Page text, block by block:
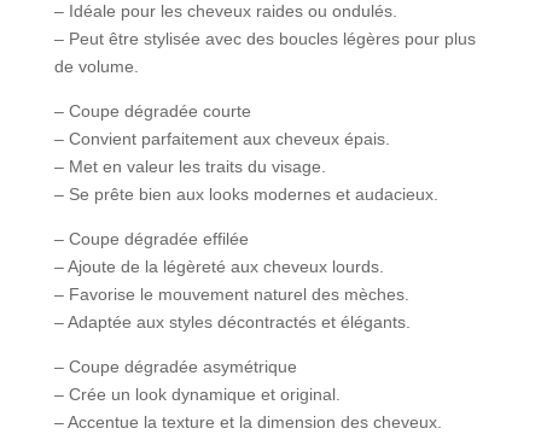
– Idéale pour les cheveux raides ou ondulés.
– Peut être stylisée avec des boucles légères pour plus
de volume.
– Coupe dégradée courte
– Convient parfaitement aux cheveux épais.
– Met en valeur les traits du visage.
– Se prête bien aux looks modernes et audacieux.
– Coupe dégradée effilée
– Ajoute de la légèreté aux cheveux lourds.
– Favorise le mouvement naturel des mèches.
– Adaptée aux styles décontractés et élégants.
– Coupe dégradée asymétrique
– Crée un look dynamique et original.
– Accentue la texture et la dimension des cheveux.